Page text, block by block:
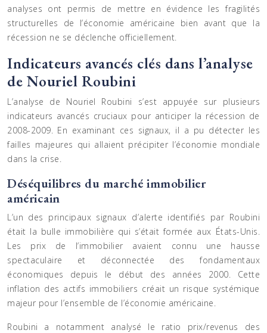
analyses ont permis de mettre en évidence les fragilités
structurelles de l’économie américaine bien avant que la
récession ne se déclenche officiellement.
Indicateurs avancés clés dans l’analyse
de Nouriel Roubini
L’analyse de Nouriel Roubini s’est appuyée sur plusieurs
indicateurs avancés cruciaux pour anticiper la récession de
2008-2009. En examinant ces signaux, il a pu détecter les
failles majeures qui allaient précipiter l’économie mondiale
dans la crise.
Déséquilibres du marché immobilier
américain
L’un des principaux signaux d’alerte identifiés par Roubini
était la bulle immobilière qui s’était formée aux États-Unis.
Les prix de l’immobilier avaient connu une hausse
spectaculaire et déconnectée des fondamentaux
économiques depuis le début des années 2000. Cette
inflation des actifs immobiliers créait un risque systémique
majeur pour l’ensemble de l’économie américaine.
Roubini a notamment analysé le ratio prix/revenus des